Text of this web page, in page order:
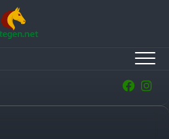
domi­neert in Grand